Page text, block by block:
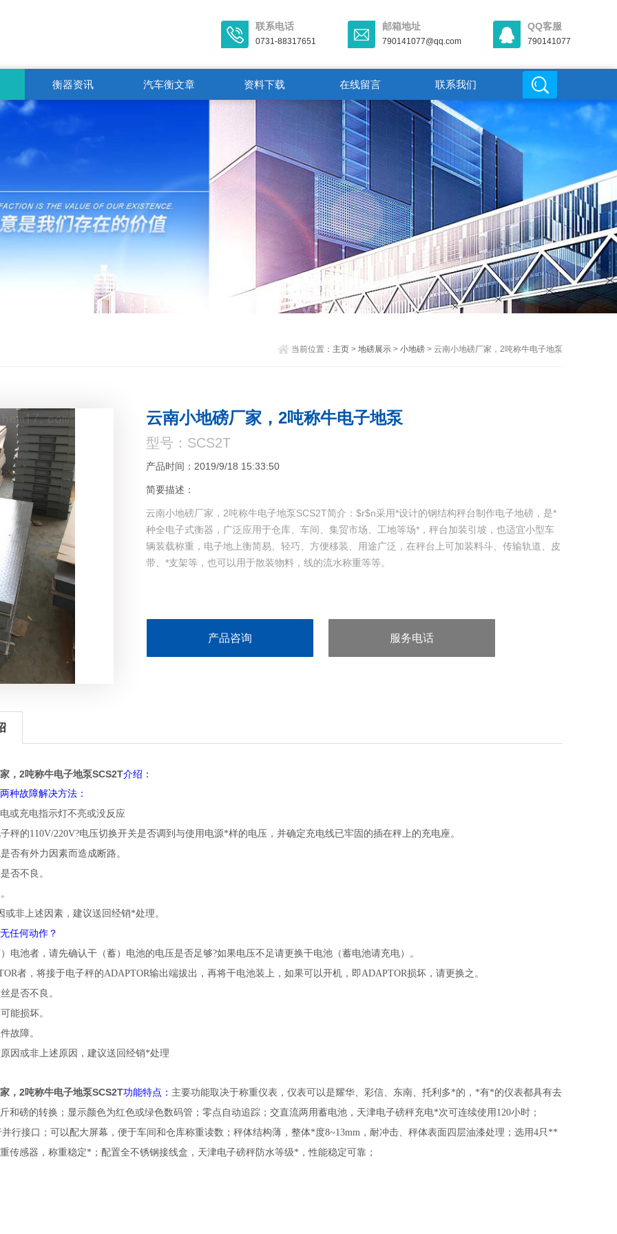
联系电话
0731-88317651
邮箱地址
790141077@qq.com
QQ客服
790141077
衡器资讯 汽车衡文章 资料下载 在线留言 联系我们
当前位置： 主页> 地磅展示> 小地磅> 云南小地磅厂家，2吨称牛电子地泵
云南小地磅厂家，2吨称牛电子地泵
型号：SCS2T
产品时间：2019/9/18 15:33:50
简要描述：
云南小地磅厂家，2吨称牛电子地泵SCS2T简介：$r$n采用*设计的钢结构秤台制作电子地磅，是*
种全电子式衡器，广泛应用于仓库、车间、集贸市场、工地等场*，秤台加装引坡，也适宜小型车
辆装载称重，电子地上衡简易、轻巧、方便移装、用途广泛，在秤台上可加装料斗、传输轨道、皮
带、*支架等，也可以用于散装物料，线的流水称重等等。
产品咨询 服务电话
，2吨称牛电子地泵SCS2T介绍：
两种故障解决方法：
电或充电指示灯不亮或没反应
秤的110V/220V?电压切换开关是否调到与使用电源*样的电压，并确定充电线已牢固的插在秤上的充电座。
是否有外力因素而造成断路。
是否不良。
良。
或非上述因素，建议送回经销*处理。
无任何动作？
电池者，请先确认干（蓄）电池的电压是否足够?如果电压不足请更换干电池（蓄电池请充电）。
者，将接于电子秤的ADAPTOR输出端拔出，再将干电池装上，如果可以开机，即ADAPTOR损坏，请更换之。
丝是否不良。
可能损坏。
件故障。
因或非上述原因，建议送回经销*处理
，2吨称牛电子地泵SCS2T功能特点： 主要功能取决于称重仪表，仪表可以是耀华、彩信、东南、托利多*的，*有*的仪表都具有去
和磅的转换；显示颜色为红色或绿色数码管；零点自动追踪；交直流两用蓄电池，天津电子磅秤充电*次可连续使用120小时；
并行接口；可以配大屏幕，便于车间和仓库称重读数；秤体结构薄，整体*度8~13mm，耐冲击、秤体表面四层油漆处理；选用4只**
传感器，称重稳定*；配置全不锈钢接线盒，天津电子磅秤防水等级*，性能稳定可靠；